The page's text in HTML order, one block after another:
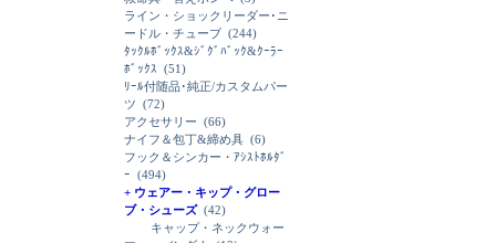
ライン・ショックリーダー･ニ
ードル・チューブ (244)
ﾀｯｸﾙﾎﾞｯｸｽ&ｼﾞｸﾞﾊﾞｯｸ&ｸｰﾗｰ
ﾎﾞｯｸｽ (51)
ﾘｰﾙ付随品･純正/カスタムパー
ツ (72)
アクセサリー (66)
ナイフ＆包丁&締め具 (6)
フック＆シンカー・ｱｼｽﾄﾎﾙﾀﾞ
ｰ (494)
+ ウェアー・キップ・グロー
ブ・シューズ(42)
キャップ・ネックウォー